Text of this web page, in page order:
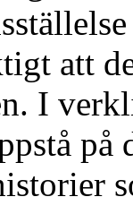
att
I
på